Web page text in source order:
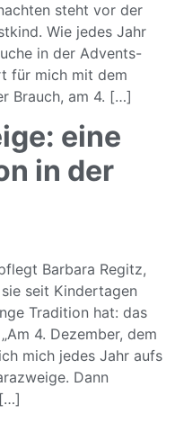
steht vor der
Wie jedes Jahr
in der Advents-
für mich mit dem
Brauch, am 4. […]
eine
in der
Barbara Regitz,
seit Kindertagen
Tradition hat: das
4. Dezember, dem
mich jedes Jahr aufs
Dann